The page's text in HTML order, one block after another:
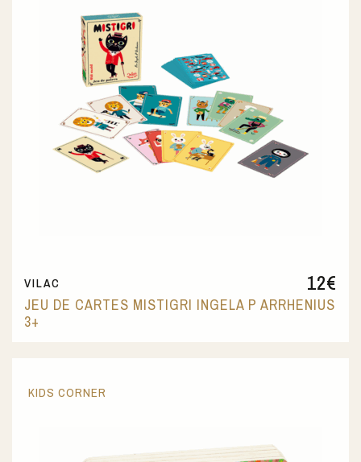
12€
VILAC
JEU DE CARTES MISTIGRI INGELA P ARRHENIUS
3+
KIDS CORNER